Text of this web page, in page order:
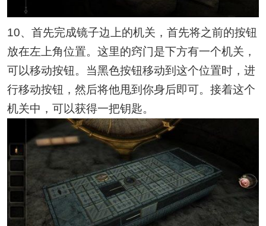
10、首先完成镜子边上的机关，首先将之前的按钮
放在左上角位置。这里的窍门是下方有一个机关，
可以移动按钮。当黑色按钮移动到这个位置时，进
行移动按钮，然后将他甩到你身后即可。接着这个
机关中，可以获得一把钥匙。